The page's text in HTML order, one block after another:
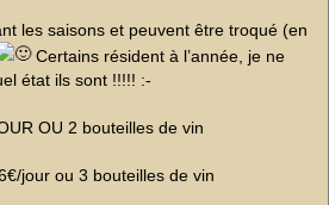
les saisons et peuvent être troqué (en
Certains résident à l’année, je ne
état ils sont !!!!! :-
OU 2 bouteilles de vin
jour ou 3 bouteilles de vin